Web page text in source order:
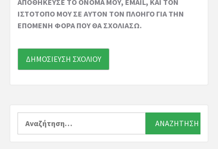
ΙΣΤΌΤΟΠΟ ΜΟΥ ΣΕ ΑΥΤΌΝ ΤΟΝ ΠΛΟΗΓΌ ΓΙΑ ΤΗΝ
ΕΠΌΜΕΝΗ ΦΟΡΆ ΠΟΥ ΘΑ ΣΧΟΛΙΆΣΩ.
Αναζήτηση
για: